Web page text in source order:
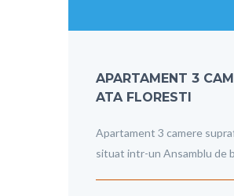
APARTAMENT 3
ATA FLORESTI
Apartament 3 camere
situat intr-un Ansamblu de